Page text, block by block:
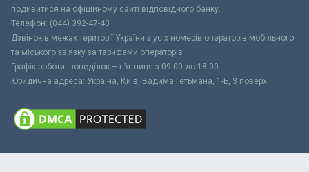
подивитися на офіційному сайті відповідного банку.
Телефон: (044) 392-47-40
Дзвінок в межах території України з усіх номерів операторів мобільного
та міського зв’язку за тарифами операторів
Графік роботи: понеділок – п’ятниця з 09:00 до 18:00
Юридична адреса: Україна, Київ, Вадима Гетьмана, 1-Б, 3 поверх